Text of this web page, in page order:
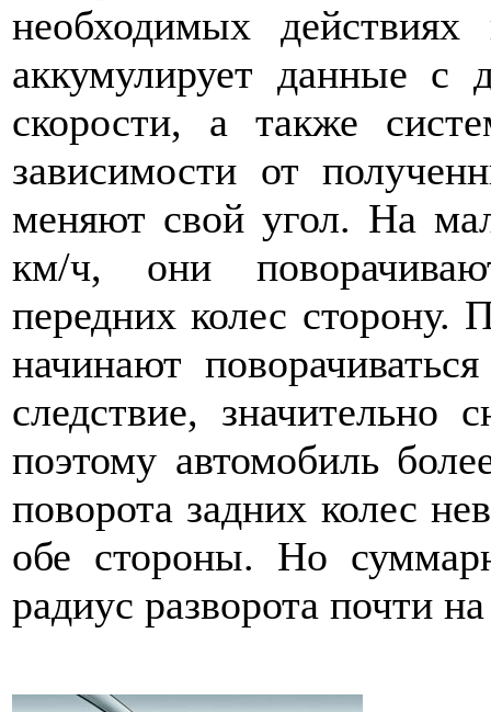
необходимых действиях
аккумулирует данные с
скорости, а также
зависимости от
меняют свой угол. На
км/ч, они
передних колес сторону.
начинают
следствие,
поэтому автомобиль
поворота задних колес
обе стороны. Но
радиус разворота почти